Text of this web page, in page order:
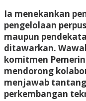
Ia menekankan
pengelolaan
maupun
ditawarkan.
komitmen
mendorong
menjawab
perkembangan